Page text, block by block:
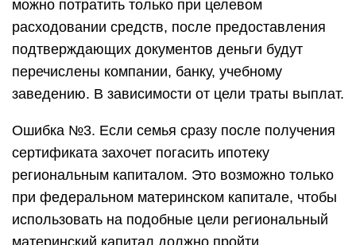
можно потратить только при целевом
расходовании средств, после предоставления
подтверждающих документов деньги будут
перечислены компании, банку, учебному
заведению. В зависимости от цели траты выплат.
Ошибка №3. Если семья сразу после получения
сертификата захочет погасить ипотеку
региональным капиталом. Это возможно только
при федеральном материнском капитале, чтобы
использовать на подобные цели региональный
материнский капитал должно пройти